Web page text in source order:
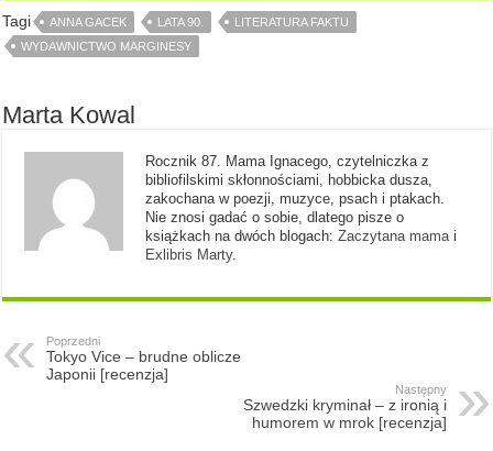
Tagi ANNA GACEK LATA 90.
LITERATURA FAKTU
WYDAWNICTWO MARGINESY
Marta Kowal
Rocznik 87. Mama Ignacego, czytelniczka z
bibliofilskimi skłonnościami, hobbicka dusza,
zakochana w poezji, muzyce, psach i ptakach.
Nie znosi gadać o sobie, dlatego pisze o
książkach na dwóch blogach:Zaczytana mamai
Exlibris Marty.
Poprzedni
Tokyo Vice – brudne oblicze
Japonii [recenzja]
Następny
Szwedzki kryminał – z ironią i
humorem w mrok [recenzja]